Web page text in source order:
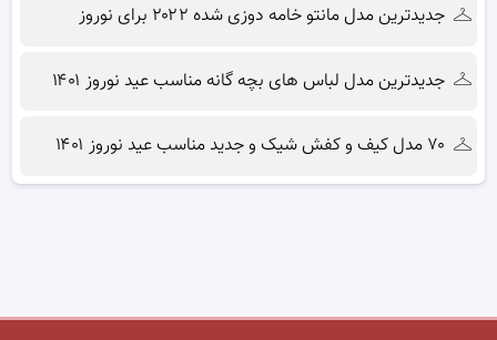
جدیدترین مدل مانتو خامه دوزی شده ۲۰۲۲ برای نوروز
جدیدترین مدل لباس های بچه گانه مناسب عید نوروز ۱۴۰۱
۷۰ مدل کیف و کفش شیک و جدید مناسب عید نوروز ۱۴۰۱